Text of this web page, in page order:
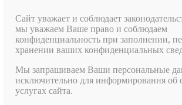
Сайт уважает и соблюдает
мы уважаем Ваше право и соблюдаем
конфиденциальность при заполнении,
хранении ваших конфиденциальных
Мы запрашиваем Ваши персональные
исключительно для информирования об
услугах сайта.